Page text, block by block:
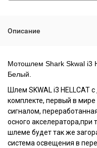
Описание
Мотошлем Shark Skwal i3
Белый.
Шлем SKWAL i3 HELLCAT
комплекте, первый в
сигналом,
осного
шлеме будет так же
система освещения в